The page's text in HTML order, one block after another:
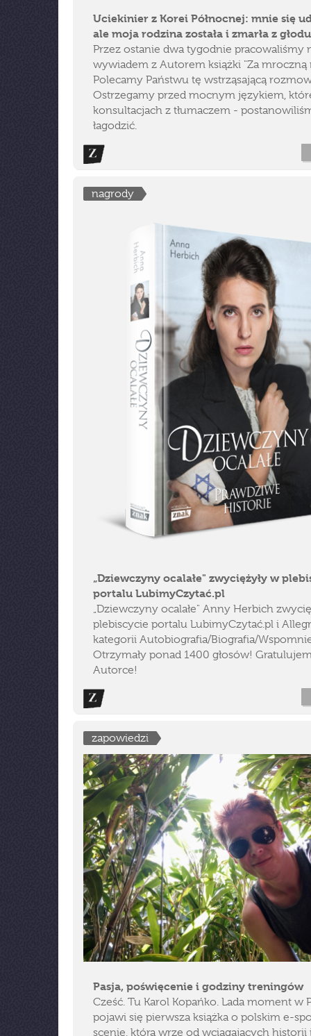
Uciekinier z Korei Północnej: mnie się
ale moja rodzina została i zmarła z głodu
Przez ostanie dwa tygodnie pracowaliśmy
wywiadem z Autorem książki "Za mroczną
Polecamy Państwu tę wstrząsającą
Ostrzegamy przed mocnym językiem,
konsultacjach z tłumaczem -
łagodzić.
nagrody
„Dziewczyny ocalałe" zwyciężyły w
portalu LubimyCzytać.pl
„Dziewczyny ocalałe" Anny Herbich
plebiscycie portalu LubimyCzytać.pl i
kategorii Autobiografia/Biografia/
Otrzymały ponad 1400 głosów!
Autorce!
zapowiedzi
Pasja, poświęcenie i godziny treningów
Cześć. Tu Karol Kopańko. Lada moment w
pojawi się pierwsza książka o polskim e-
scenie, która wrze od wciągających historii